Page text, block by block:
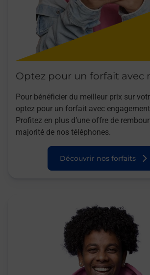
Optez pour un forfait avec
Pour bénéficier du meilleur prix sur
optez pour un forfait avec
Profitez en plus d’une offre de
majorité de nos téléphones.
Découvrir nos forfaits